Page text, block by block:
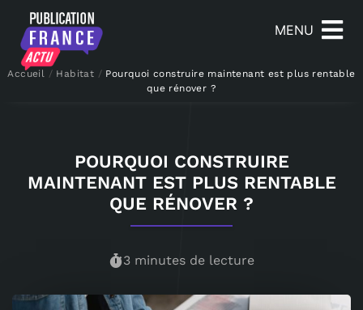
MENU
Accueil / Habitat / Pourquoi construire maintenant est plus rentable
que rénover ?
POURQUOI CONSTRUIRE
MAINTENANT EST PLUS RENTABLE
QUE RÉNOVER ?
3 minutes de lecture